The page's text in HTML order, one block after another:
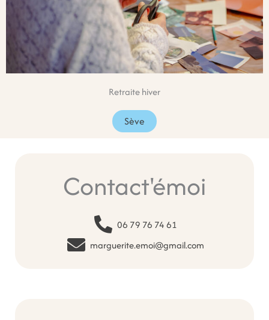
Retraite hiver
Sève
Contact'émoi
06 79 76 74 61
marguerite.emoi@gmail.com